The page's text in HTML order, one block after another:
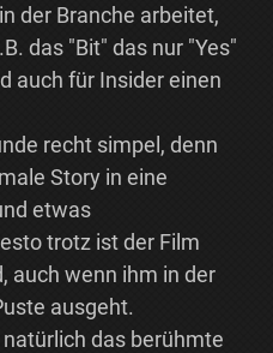
der Branche arbeitet,
das "Bit" das nur "Yes"
auch für Insider einen
recht simpel, denn
Story in eine
etwas
trotz ist der Film
auch wenn ihm in der
ausgeht.
das berühmte